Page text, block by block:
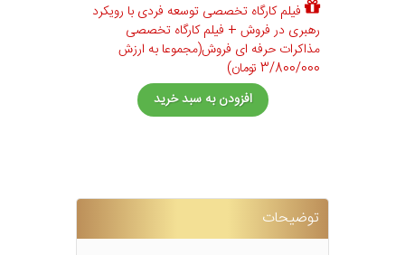
فیلم کارگاه تخصصی توسعه فردی با رویکرد
رهبری در فروش + فیلم کارگاه تخصصی
مذاکرات حرفه ای فروش(مجموعا به ارزش
3/800/000 تومان)
افزودن به سبد خرید
توضیحات